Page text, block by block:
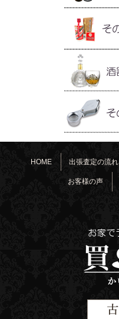
HOME 出張査定の流れ
お客様の声